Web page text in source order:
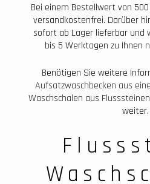
Bei einem Bestellwert von
versandkostenfrei. Darüber
sofort ab Lager lieferbar und
bis 5 Werktagen zu Ihnen
Benötigen Sie weitere
Aufsatzwaschbecken aus
Waschschalen aus Flusssteinen
weiter.